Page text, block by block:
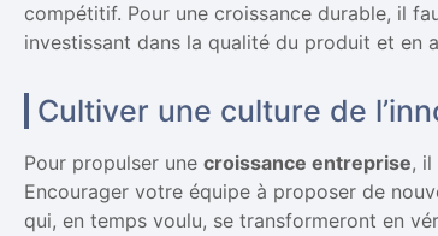
compétitif. Pour une croissance durable, il
investissant dans la qualité du produit et en
Cultiver une culture de
Pour propulser une croissance entreprise, il
Encourager votre équipe à proposer de
qui, en temps voulu, se transformeront en